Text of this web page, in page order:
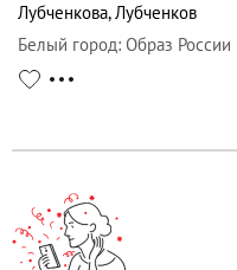
Лубченкова,Лубченков
Белый город: Образ России